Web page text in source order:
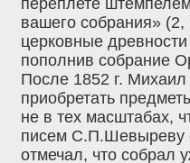
переплете
вашего собрания»
церковные
пополнив собрание
После 1852 г.
приобретать
не в тех масштабах,
писем С.П.Шевыреву
отмечал, что собрал